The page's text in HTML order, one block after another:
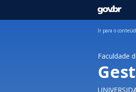
GOVBR
Ir para o
Faculdade